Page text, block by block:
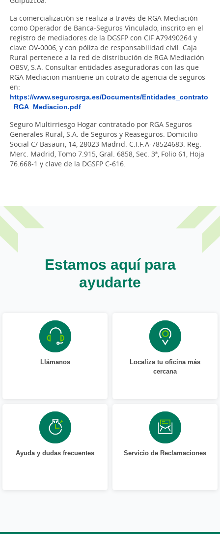
La comercialización se realiza a través de RGA Mediación
como Operador de Banca-Seguros Vinculado, inscrito en el
registro de mediadores de la DGSFP con CIF A79490264 y
clave OV-0006, y con póliza de responsabilidad civil. Caja
Rural pertenece a la red de distribución de RGA Mediación
OBSV, S.A. Consultar entidades aseguradoras con las que
RGA Mediacion mantiene un cotrato de agencia de seguros
en:
https://www.segurosrga.es/Documents/Entidades_contrato
_RGA_Mediacion.pdf
Seguro Multirriesgo Hogar contratado por RGA Seguros
Generales Rural, S.A. de Seguros y Reaseguros. Domicilio
Social C/ Basauri, 14, 28023 Madrid. C.I.F.A-78524683. Reg.
Merc. Madrid, Tomo 7.915, Gral. 6858, Sec. 3ª, Folio 61, Hoja
76.668-1 y clave de la DGSFP C-616.
Estamos aquí para
ayudarte
Llámanos
Localiza tu oficina más
cercana
Ayuda y dudas frecuentes Servicio de Reclamaciones